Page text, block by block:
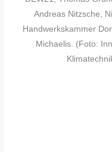
Andreas Nitzsche,
Handwerkskammer
Michaelis. (Foto: